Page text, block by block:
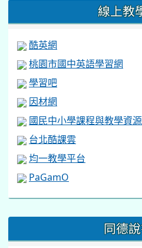
線上教
酷英網
桃園市國中英語學習網
學習吧
因材網
國民中小學課程與教學資源
台北酷課雲
均一教學平台
PaGamO
::: 同德